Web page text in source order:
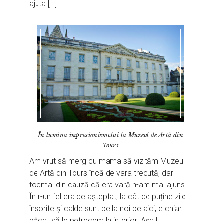
ajuta […]
În lumina impresionismului la Muzeul de Artă din
Tours
Am vrut să merg cu mama să vizităm Muzeul
de Artă din Tours încă de vara trecută, dar
tocmai din cauză că era vară n-am mai ajuns.
Într-un fel era de așteptat, la cât de puține zile
însorite și calde sunt pe la noi pe aici, e chiar